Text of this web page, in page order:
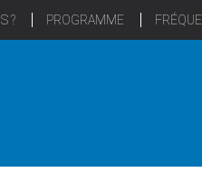
? PROGRAMME